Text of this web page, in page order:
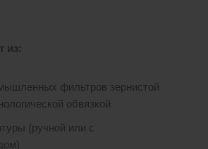
из:
фильтров зернистой
обвязкой
(ручной или с